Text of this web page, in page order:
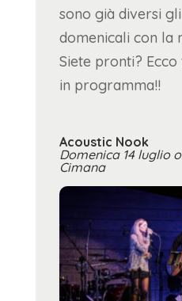
sono già diversi
domenicali con la
Siete pronti?
in programma!!
Acoustic Nook
Domenica 14 luglio
Cimana